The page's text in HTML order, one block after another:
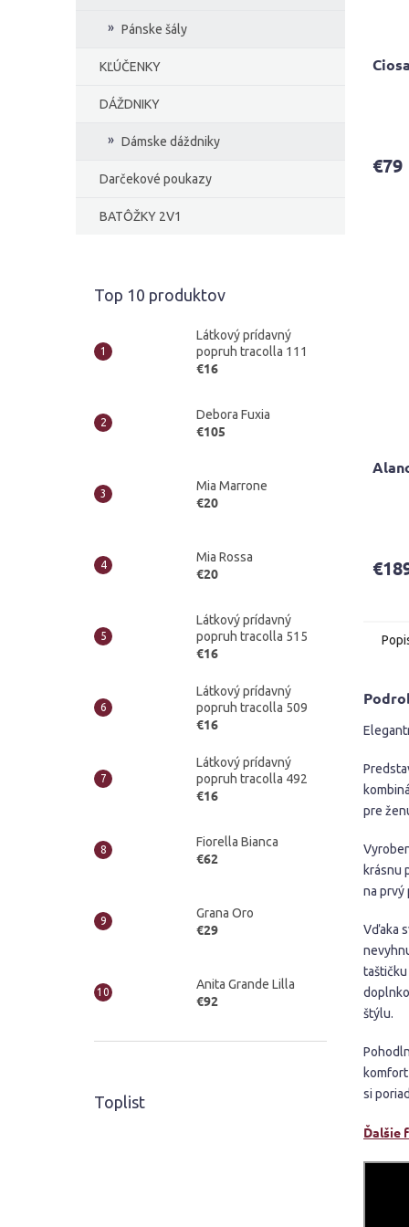
Pánske šály
KĽÚČENKY
DÁŽDNIKY
Dámske dáždniky
Darčekové poukazy
BATÔŽKY 2V1
Top 10 produktov
Látkový prídavný
popruh tracolla 111
€16
Debora Fuxia
€105
Mia Marrone
€20
Mia Rossa
€20
Látkový prídavný
popruh tracolla 515
€16
Látkový prídavný
popruh tracolla 509
€16
Látkový prídavný
popruh tracolla 492
€16
Fiorella Bianca
€62
Grana Oro
€29
Anita Grande Lilla
€92
Toplist
je
€79
je
pre
krásnu
na prvý
Vďaka
štýlu.
si
Ďalšie